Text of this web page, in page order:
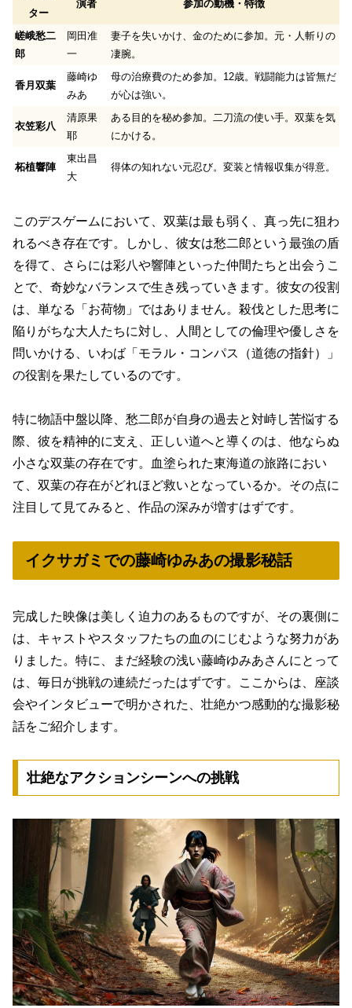
ター
演者 参加の動機・特徴
嵯峨愁二
郎
岡田准
一
妻子を失いかけ、金のために参加。元・人斬りの
凄腕。
香月双葉
藤崎ゆ
みあ
母の治療費のため参加。12歳。戦闘能力は皆無だ
が心は強い。
衣笠彩八
清原果
耶
ある目的を秘め参加。二刀流の使い手。双葉を気
にかける。
柘植響陣
東出昌
大
得体の知れない元忍び。変装と情報収集が得意。
このデスゲームにおいて、双葉は最も弱く、真っ先に狙わ
れるべき存在です。しかし、彼女は愁二郎という最強の盾
を得て、さらには彩八や響陣といった仲間たちと出会うこ
とで、奇妙なバランスで生き残っていきます。彼女の役割
は、単なる「お荷物」ではありません。殺伐とした思考に
陥りがちな大人たちに対し、人間としての倫理や優しさを
問いかける、いわば「モラル・コンパス（道徳の指針）」
の役割を果たしているのです。
特に物語中盤以降、愁二郎が自身の過去と対峙し苦悩する
際、彼を精神的に支え、正しい道へと導くのは、他ならぬ
小さな双葉の存在です。血塗られた東海道の旅路におい
て、双葉の存在がどれほど救いとなっているか。その点に
注目して見てみると、作品の深みが増すはずです。
イクサガミでの藤崎ゆみあの撮影秘話
完成した映像は美しく迫力のあるものですが、その裏側に
は、キャストやスタッフたちの血のにじむような努力があ
りました。特に、まだ経験の浅い藤崎ゆみあさんにとって
は、毎日が挑戦の連続だったはずです。ここからは、座談
会やインタビューで明かされた、壮絶かつ感動的な撮影秘
話をご紹介します。
壮絶なアクションシーンへの挑戦